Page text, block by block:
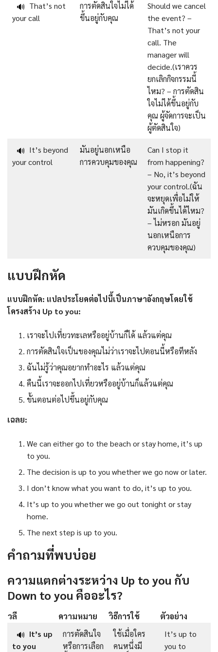
🔊 That’s not
your call
การตัดสินใจไม่ได้
ขึ้นอยู่กับคุณ
Should we cancel
the event? –
That’s not your
call. The
manager will
decide.(เราควร
ยกเลิกกิจกรรมนี้
ไหม? – การตัดสิน
ใจไม่ได้ขึ้นอยู่กับ
คุณ ผู้จัดการจะเป็น
ผู้ตัดสินใจ)
🔊 It’s beyond
your control
มันอยู่นอกเหนือ
การควบคุมของคุณ
Can I stop it
from happening?
– No, it’s beyond
your control.(ฉัน
จะหยุดเพื่อไม่ให้
มันเกิดขึ้นได้ไหม?
– ไม่หรอก มันอยู่
นอกเหนือการ
ควบคุมของคุณ)
แบบฝึกหัด
แบบฝึกหัด: แปลประโยคต่อไปนี้เป็นภาษาอังกฤษโดยใช้
โครงสร้าง Up to you:
เราจะไปเที่ยวทะเลหรืออยู่บ้านก็ได้ แล้วแต่คุณ
การตัดสินใจเป็นของคุณไม่ว่าเราจะไปตอนนี้หรือทีหลัง
ฉันไม่รู้ว่าคุณอยากทำอะไร แล้วแต่คุณ
คืนนี้เราจะออกไปเที่ยวหรืออยู่บ้านก็แล้วแต่คุณ
ขั้นตอนต่อไปขึ้นอยู่กับคุณ
เฉลย:
We can either go to the beach or stay home, it’s up
to you.
The decision is up to you whether we go now or later.
I don’t know what you want to do, it’s up to you.
It’s up to you whether we go out tonight or stay
home.
The next step is up to you.
คำถามที่พบบ่อย
ความแตกต่างระหว่าง Up to you กับ
Down to you คืออะไร?
วลี ความหมาย วิธีการใช้
ตัวอย่าง
🔊 It’s up
to you
การตัดสินใจ
หรือการเลือก
ใช้เมื่อใคร
คนหนึ่งมี
It’s up to
you to